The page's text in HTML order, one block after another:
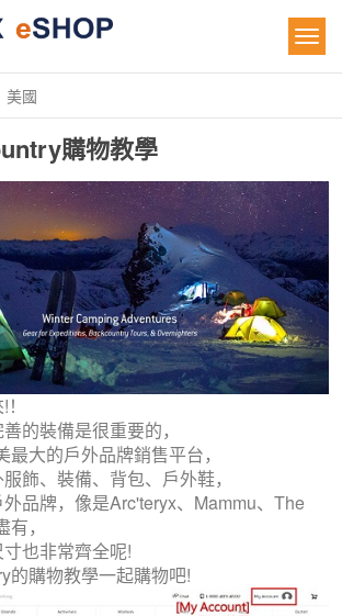
美國
購物教學
的裝備是很重要的，
大的戶外品牌銷售平台，
飾、裝備、背包、戶外鞋，
品牌，像是Arc'teryx、Mammu、The
，
也非常齊全呢!
的購物教學一起購物吧!